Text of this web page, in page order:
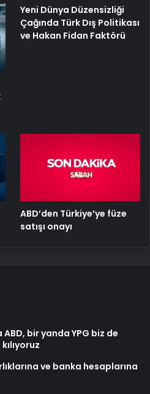
Yeni Dünya Düzensizliği
Çağında Türk Dış Politikası
ve Hakan Fidan Faktörü
ABD’den Türkiye’ye füze
satışı onayı
bir yanda YPG biz de
ve banka hesaplarına